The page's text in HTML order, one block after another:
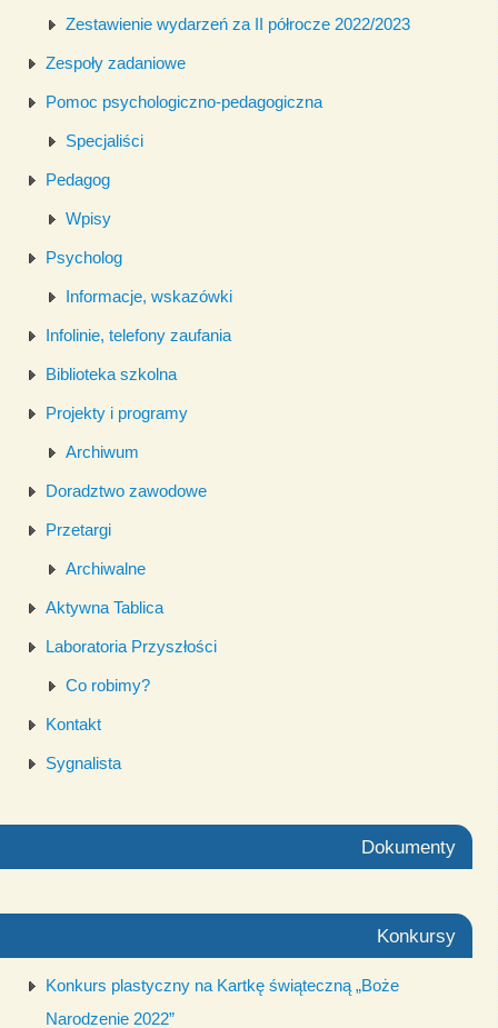
Zestawienie wydarzeń za II półrocze 2022/2023
Zespoły zadaniowe
Pomoc psychologiczno-pedagogiczna
Specjaliści
Pedagog
Wpisy
Psycholog
Informacje, wskazówki
Infolinie, telefony zaufania
Biblioteka szkolna
Projekty i programy
Archiwum
Doradztwo zawodowe
Przetargi
Archiwalne
Aktywna Tablica
Laboratoria Przyszłości
Co robimy?
Kontakt
Sygnalista
Dokumenty
Konkursy
Konkurs plastyczny na Kartkę świąteczną „Boże
Narodzenie 2022”